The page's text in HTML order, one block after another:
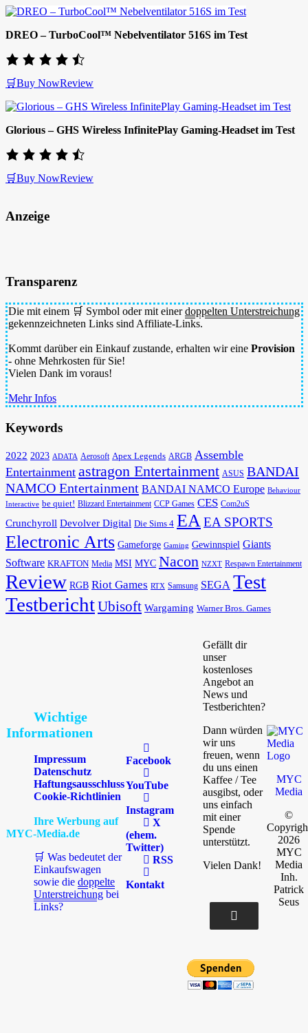
DREO – TurboCool™ Nebelventilator 516S im Test
🛒Buy NowReview
Glorious – GHS Wireless InfinitePlay Gaming-Headset im Test
🛒Buy NowReview
Anzeige
Transparenz
Die mit einem 🛒 Symbol oder mit einerdoppelten Unterstreichung
gekennzeichneten Links sind Affiliate-Links.
Kommt darüber ein Einkauf zustande, erhalten wir eine Provision
- ohne Mehrkosten für Sie!
Vielen Dank im voraus!
Mehr Infos
Keywords
2022 2023 ADATA Aerosoft Apex Legends ARGB Assemble
Entertainment astragon Entertainment ASUS BANDAI
NAMCO Entertainment BANDAI NAMCO Europe Behaviour
Interactive be quiet! Blizzard Entertainment CCP Games CES Com2uS
Crunchyroll Devolver Digital Die Sims 4 EAEA SPORTS
Electronic Arts Gameforge Gaming Gewinnspiel Giants
Software KRAFTON Media MSI MYC Nacon NZXT Respawn Entertainment
Review RGB Riot Games RTX Samsung SEGA Test
TestberichtUbisoft Wargaming Warner Bros. Games
Wichtige
Informationen
Impressum
Datenschutz
Haftungsausschluss
Cookie-Richtlinien
Ihre Werbung auf
MYC-Media.de
🛒 Was bedeutet der
Einkaufswagen
sowie die doppelte
Unterstreichung bei
Links?
Facebook
YouTube
Instagram
X
(ehem.
Twitter)
RSS
Kontakt
Gefällt dir
unser
kostenloses
Angebot an
News und
Testberichten?
Dann würden
wir uns
freuen, wenn
du uns einen
Kaffee / Tee
ausgibst, oder
uns einfach
mit einer
Spende
unterstützt.
Vielen Dank!
MYC
Media
©
2026
MYC
Media
Inh.
Patrick
Seus